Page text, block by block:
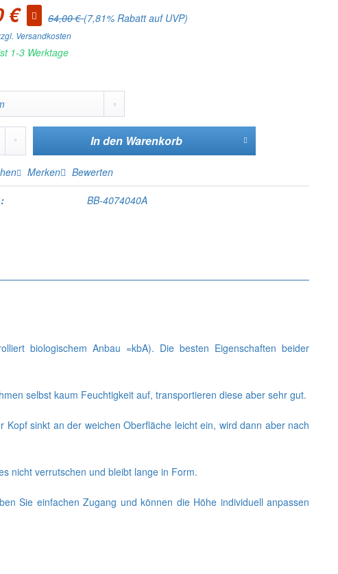
€ 64,00 €(7,81% Rabatt auf UVP)
Versandkosten
1-3 Werktage
In den Warenkorb
Merken Bewerten
BB-4074040A
biologischem Anbau =kbA). Die besten Eigenschaften beider
selbst kaum Feuchtigkeit auf, transportieren diese aber sehr gut.
sinkt an der weichen Oberfläche leicht ein, wird dann aber nach
nicht verrutschen und bleibt lange in Form.
Sie einfachen Zugang und können die Höhe individuell anpassen